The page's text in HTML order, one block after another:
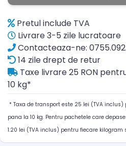
Pretul include TVA
Livrare 3-5 zile lucratoare
Contacteaza-ne:
14 zile drept de retur
Taxe livrare 25 RON
10 kg*
* Taxa de transport este 25 lei (TVA
pana la 10 kg. Pentru pachetele care
1.20 lei (TVA inclus) pentru fiecare